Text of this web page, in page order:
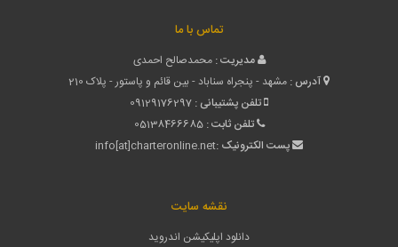
تماس با ما
مدیریت : محمدصالح احمدی
آدرس : مشهد - پنجراه سناباد - بین قائم و پاستور - پلاک 210
تلفن پشتیبانی : 09129176297
تلفن ثابت : 05138466685
پست الکترونیک :info[at]charteronline.net
نقشه سایت
دانلود اپلیکیشن اندروید